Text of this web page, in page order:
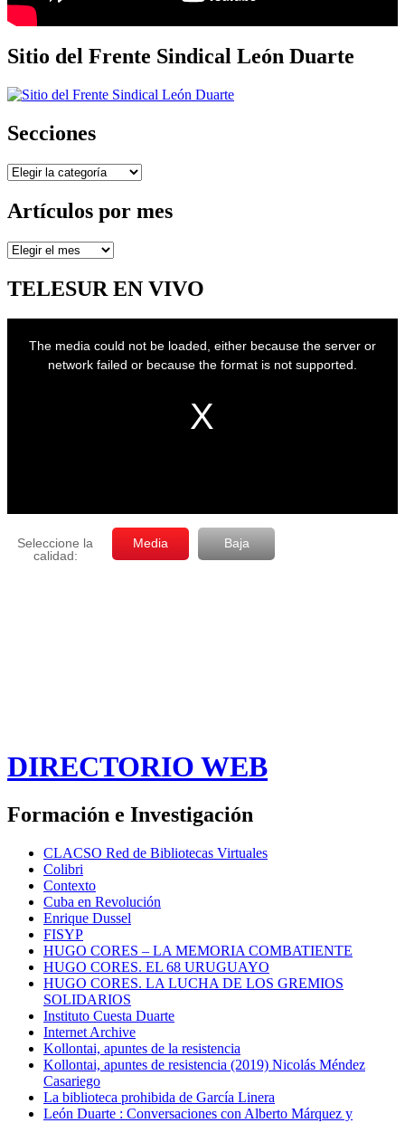
Sitio del Frente Sindical León Duarte
Secciones
Secciones
Artículos por mes
Artículos
mes
TELESUR EN VIVO
DIRECTORIO WEB
Formación e Investigación
CLACSO Red de Bibliotecas Virtuales
Colibri
Contexto
Cuba en Revolución
Enrique Dussel
FISYP
HUGO CORES – LA MEMORIA COMBATIENTE
HUGO CORES. EL 68 URUGUAYO
HUGO CORES. LA LUCHA DE LOS GREMIOS
SOLIDARIOS
Instituto Cuesta Duarte
Internet Archive
Kollontai, apuntes de la resistencia
Kollontai, apuntes de resistencia (2019) Nicolás Méndez
Casariego
La biblioteca prohibida de García Linera
León Duarte : Conversaciones con Alberto Márquez y